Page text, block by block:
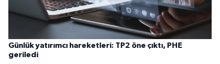
Günlük yatırımcı hareketleri: TP2 öne çıktı, PHE
geriledi